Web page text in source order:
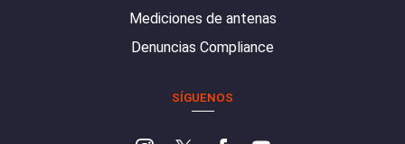
Mediciones de antenas
Denuncias Compliance
SÍGUENOS